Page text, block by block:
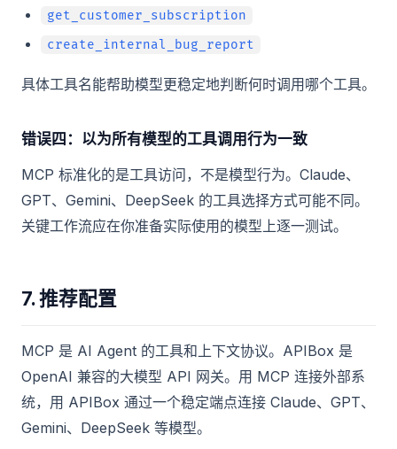
get_customer_subscription
create_internal_bug_report
具体工具名能帮助模型更稳定地判断何时调用哪个工具。
错误四：以为所有模型的工具调用行为一致
MCP 标准化的是工具访问，不是模型行为。Claude、
GPT、Gemini、DeepSeek 的工具选择方式可能不同。
关键工作流应在你准备实际使用的模型上逐一测试。
7. 推荐配置
MCP 是 AI Agent 的工具和上下文协议。APIBox 是
OpenAI 兼容的大模型 API 网关。用 MCP 连接外部系
统，用 APIBox 通过一个稳定端点连接 Claude、GPT、
Gemini、DeepSeek 等模型。